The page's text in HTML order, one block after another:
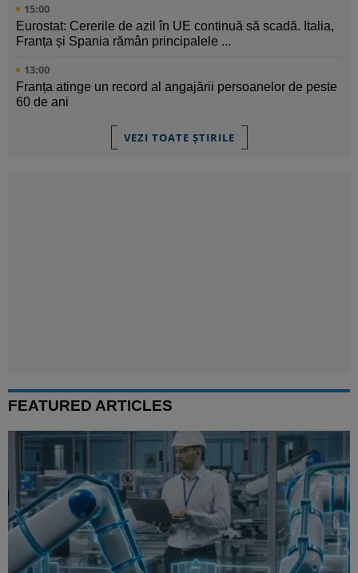
15:00
Eurostat: Cererile de azil în UE continuă să scadă. Italia,
Franța și Spania rămân principalele ...
13:00
Franța atinge un record al angajării persoanelor de peste
60 de ani
VEZI TOATE ȘTIRILE
FEATURED ARTICLES